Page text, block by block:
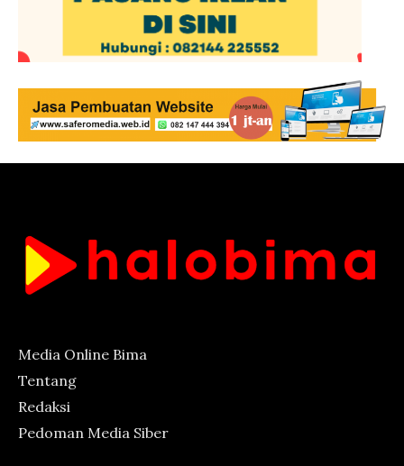
Media Online Bima
Tentang
Redaksi
Pedoman Media Siber